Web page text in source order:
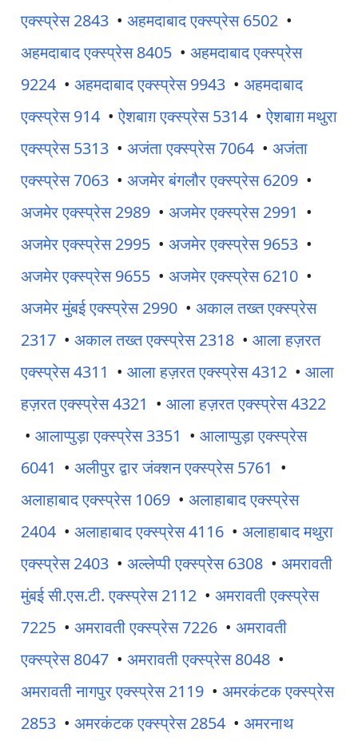
एक्स्प्रेस 2843 • अहमदाबाद एक्स्प्रेस 6502 •
अहमदाबाद एक्स्प्रेस 8405 • अहमदाबाद एक्स्प्रेस
9224 • अहमदाबाद एक्स्प्रेस 9943 • अहमदाबाद
एक्स्प्रेस 914 •ऐशबाग़ एक्स्प्रेस 5314 •ऐशबाग़ मथुरा
एक्स्प्रेस 5313 • अजंता एक्स्प्रेस 7064 • अजंता
एक्स्प्रेस 7063 • अजमेर बंगलौर एक्स्प्रेस 6209 •
अजमेर एक्स्प्रेस 2989 • अजमेर एक्स्प्रेस 2991 •
अजमेर एक्स्प्रेस 2995 • अजमेर एक्स्प्रेस 9653 •
अजमेर एक्स्प्रेस 9655 • अजमेर एक्स्प्रेस 6210 •
अजमेर मुंबई एक्स्प्रेस 2990 • अकाल तख्त एक्स्प्रेस
2317 • अकाल तख्त एक्स्प्रेस 2318 • आला हज़रत
एक्स्प्रेस 4311 • आला हज़रत एक्स्प्रेस 4312 • आला
हज़रत एक्स्प्रेस 4321 • आला हज़रत एक्स्प्रेस 4322
• आलाप्पुड़ा एक्स्प्रेस 3351 • आलाप्पुड़ा एक्स्प्रेस
6041 • अलीपुर द्वार जंक्शन एक्स्प्रेस 5761 •
अलाहाबाद एक्स्प्रेस 1069 • अलाहाबाद एक्स्प्रेस
2404 • अलाहाबाद एक्स्प्रेस 4116 • अलाहाबाद मथुरा
एक्स्प्रेस 2403 • अल्लेप्पी एक्स्प्रेस 6308 • अमरावती
मुंबई सी.एस.टी. एक्स्प्रेस 2112 • अमरावती एक्स्प्रेस
7225 • अमरावती एक्स्प्रेस 7226 • अमरावती
एक्स्प्रेस 8047 • अमरावती एक्स्प्रेस 8048 •
अमरावती नागपुर एक्स्प्रेस 2119 • अमरकंटक एक्स्प्रेस
2853 • अमरकंटक एक्स्प्रेस 2854 • अमरनाथ